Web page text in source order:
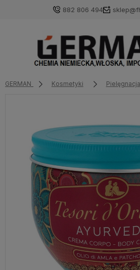
882 806 494
GERMAN Kosmetyki